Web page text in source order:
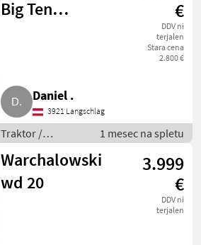
Big Ten
€
DDV ni
terjalen
Stara cena
2.800 €
Daniel .
3921 Langschlag
Traktor /
Standardni
traktor
1 mesec na spletu
Warchalowski
wd 20
3.999
€
DDV ni
terjalen